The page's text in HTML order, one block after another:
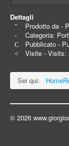
Dettagli
Prodotto da -
Categoria:
Pubblicato -
Visite - Visits:
Sei qui: Home
© 2026